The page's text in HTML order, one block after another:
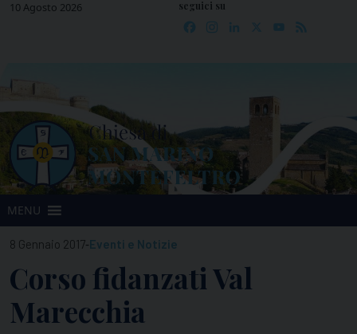
Skip10 Agosto 2026 seguici su
Facebook
Instagram
LinkedIn YouTube
MENU
8 Gennaio 2017-Eventi e Notizie
Corso fidanzati Val
Marecchia